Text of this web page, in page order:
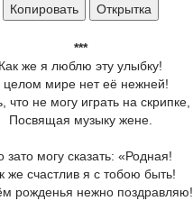
Копировать Открытка
***
Как же я люблю эту улыбку!
целом мире нет её нежней!
что не могу играть на скрипке,
Посвящая музыку жене.
зато могу сказать: «Родная!
же счастлив я с тобою быть!
рожденья нежно поздравляю!